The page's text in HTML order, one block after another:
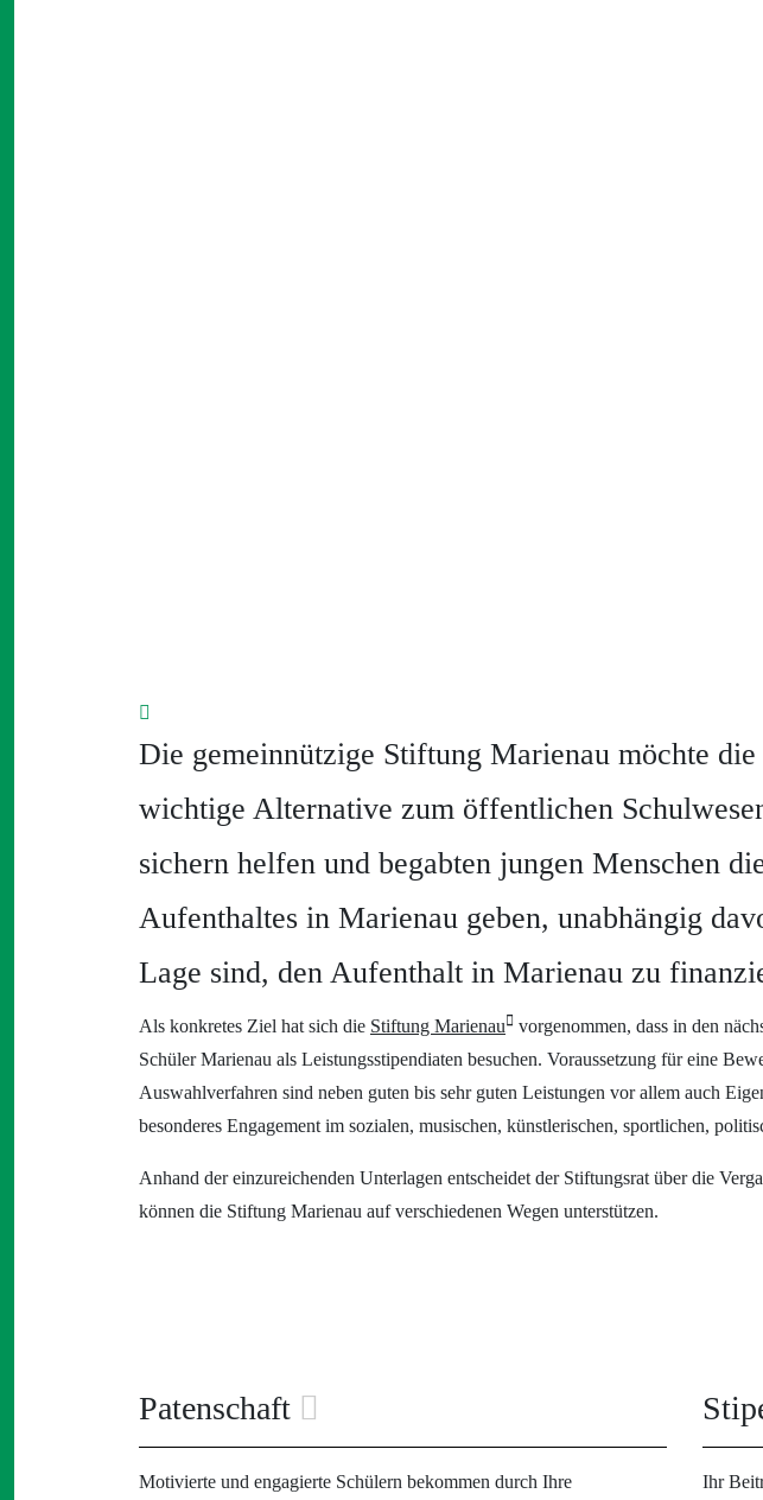
Die gemeinnützige Stiftung Marienau möchte
wichtige Alternative zum öffentlichen
sichern helfen und begabten jungen Menschen
Aufenthaltes in Marienau geben, unabhängig
Lage sind, den Aufenthalt in Marienau zu
Als konkretes Ziel hat sich die Stiftung Marienau
vorgenommen, dass in den
Schüler Marienau als Leistungsstipendiaten besuchen. Voraussetzung für eine
Auswahlverfahren sind neben guten bis sehr guten Leistungen vor allem auch
besonderes Engagement im sozialen, musischen, künstlerischen, sportlichen,
Anhand der einzureichenden Unterlagen entscheidet der Stiftungsrat über die
können die Stiftung Marienau auf verschiedenen Wegen unterstützen.
Patenschaft
Motivierte und engagierte Schülern bekommen durch Ihre
Ihr